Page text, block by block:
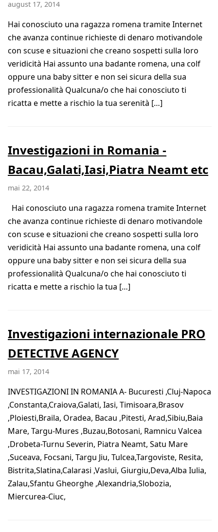
august 17, 2014
Hai conosciuto una ragazza romena tramite Internet
che avanza continue richieste di denaro motivandole
con scuse e situazioni che creano sospetti sulla loro
veridicità Hai assunto una badante romena, una colf
oppure una baby sitter e non sei sicura della sua
professionalità Qualcuna/o che hai conosciuto ti
ricatta e mette a rischio la tua serenità […]
Investigazioni in Romania -
Bacau,Galati,Iasi,Piatra Neamt etc
mai 22, 2014
Hai conosciuto una ragazza romena tramite Internet
che avanza continue richieste di denaro motivandole
con scuse e situazioni che creano sospetti sulla loro
veridicità Hai assunto una badante romena, una colf
oppure una baby sitter e non sei sicura della sua
professionalità Qualcuna/o che hai conosciuto ti
ricatta e mette a rischio la tua […]
Investigazioni internazionale PRO
DETECTIVE AGENCY
mai 17, 2014
INVESTIGAZIONI IN ROMANIA A- Bucuresti ,Cluj-Napoca
,Constanta,Craiova,Galati, Iasi, Timisoara,Brasov
,Ploiesti,Braila, Oradea, Bacau ,Pitesti, Arad,Sibiu,Baia
Mare, Targu-Mures ,Buzau,Botosani, Ramnicu Valcea
,Drobeta-Turnu Severin, Piatra Neamt, Satu Mare
,Suceava, Focsani, Targu Jiu, Tulcea,Targoviste, Resita,
Bistrita,Slatina,Calarasi ,Vaslui, Giurgiu,Deva,Alba Iulia,
Zalau,Sfantu Gheorghe ,Alexandria,Slobozia,
Miercurea-Ciuc,